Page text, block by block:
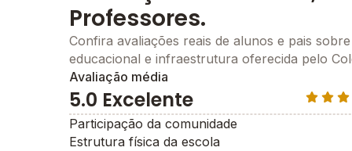
Professores.
Confira avaliações reais de alunos e pais
educacional e infraestrutura oferecida pelo
Avaliação média
5.0 Excelente
Participação da comunidade
Estrutura física da escola